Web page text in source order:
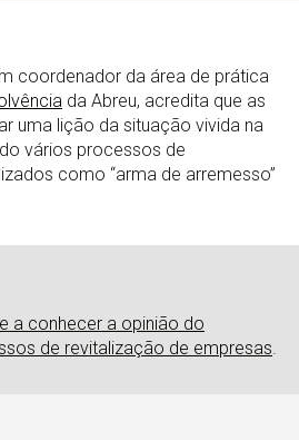
coordenador da área de prática
da Abreu, acredita que as
uma lição da situação vivida na
vários processos de
como “arma de arremesso”
a conhecer a opinião do
de revitalização de empresas.